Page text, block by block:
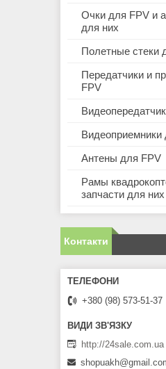
Очки для FPV и
для них
Полетные стеки
Передатчики и
FPV
Видеоприемники
Антены для FPV
Рамы
запчасти для них
Контакти
+380 (98) 573-51-37
http://24sale.com.ua